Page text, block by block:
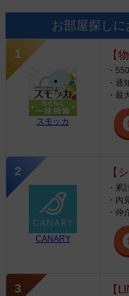
お部屋探し
スモッカ
【
・
・通
・最
CANARY
【
・累
・内
・仲
【